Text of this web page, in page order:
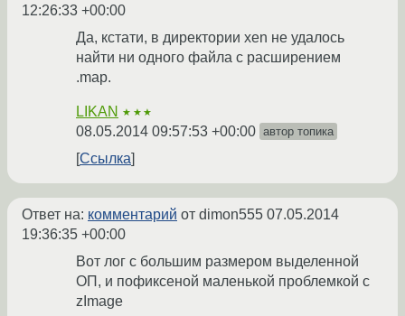
12:26:33 +00:00
Да, кстати, в директории xen не удалось
найти ни одного файла с расширением
.map.
LIKAN ★★★
08.05.2014 09:57:53 +00:00 автор топика
Ссылка
Ответ на: комментарий от dimon555 07.05.2014
19:36:35 +00:00
Вот лог с большим размером выделенной
ОП, и пофиксеной маленькой проблемкой с
zImage